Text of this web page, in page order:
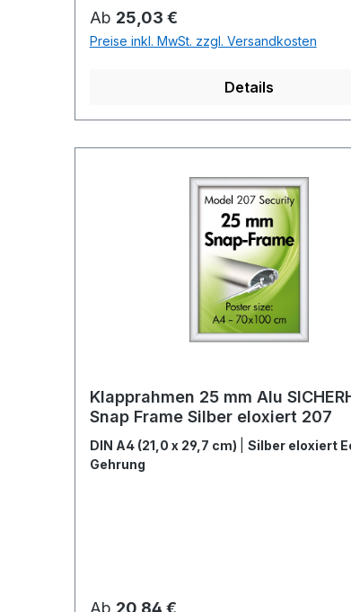
Regulärer Preis:
Ab 25,03 €
Preise inkl. MwSt. zzgl. Versandkosten
Details
Klapprahmen 25 mm Alu
Snap Frame Silber eloxiert 207
DIN A4 (21,0 x 29,7 cm)
Silber eloxiert
Gehrung
Regulärer Preis:
Ab 20,84 €